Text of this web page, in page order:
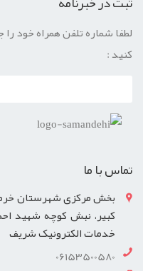
لطفا شماره تلفن همراه خود
کنید :
تماس با ما
بخش مرکزی شهرستان
خدمات الکترونیک شریف
06153500580